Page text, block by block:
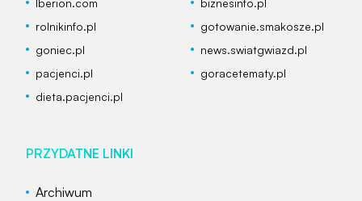
Iberion.com
biznesinfo.pl
rolnikinfo.pl
gotowanie.smakosze.pl
goniec.pl
news.swiatgwiazd.pl
pacjenci.pl
goracetematy.pl
dieta.pacjenci.pl
PRZYDATNE LINKI
Archiwum